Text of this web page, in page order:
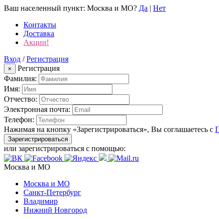
Ваш населенный пункт: Москва и МО? Да | Нет
Контакты
Доставка
Акции!
Вход /Регистрация
×
Регистрация
Фамилия:
Имя:
Отчество:
Электронная почта:
Телефон:
Нажимая на кнопку «Зарегистрироваться», Вы соглашаетесь с
Зарегистрироваться
или зарегистрироваться с помощью:
Москва и МО
Москва и МО
Санкт-Петербург
Владимир
Нижний Новгород